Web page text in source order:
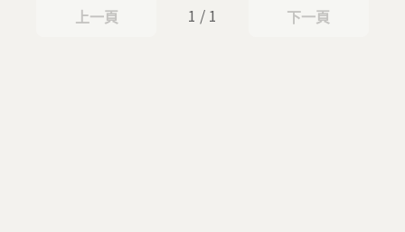
上一頁
上一頁 1 / 1 下一頁
下一頁